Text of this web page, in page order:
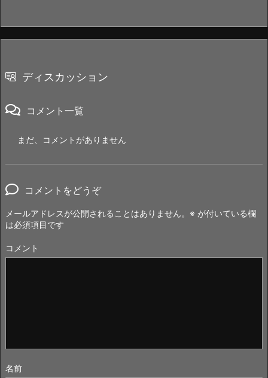
ディスカッション
コメント一覧
まだ、コメントがありません
コメントをどうぞ
メールアドレスが公開されることはありません。 ※ が付いている欄
は必須項目です
コメント
名前